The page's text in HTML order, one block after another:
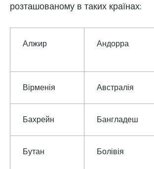
розташованому в таких країнах:
Алжир Андорра
Вірменія Австралія
Бахрейн Бангладеш
Бутан Болівія